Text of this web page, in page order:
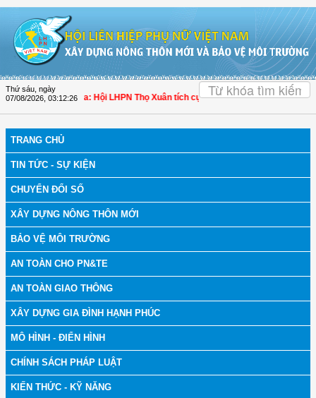
Thứ sáu, ngày
07/08/2026 03:12:27
bệnh | Thanh Hóa: Hội LHPN Thọ Xuân tích cực góp phần nâng cao tỷ lệ
TRANG CHỦ
TIN TỨC - SỰ KIỆN
CHUYỂN ĐỔI SỐ
XÂY DỰNG NÔNG THÔN MỚI
BẢO VỆ MÔI TRƯỜNG
AN TOÀN CHO PN&TE
AN TOÀN GIAO THÔNG
XÂY DỰNG GIA ĐÌNH HẠNH PHÚC
MÔ HÌNH - ĐIỂN HÌNH
CHÍNH SÁCH PHÁP LUẬT
KIẾN THỨC - KỸ NĂNG
OK